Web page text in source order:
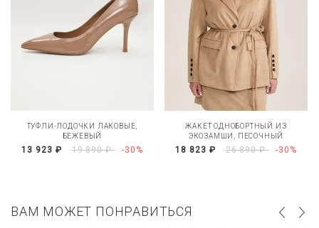
ТУФЛИ-ЛОДОЧКИ ЛАКОВЫЕ,
БЕЖЕВЫЙ
13 923 ₽ 19 890 ₽ -30%
ЖАКЕТ ОДНОБОРТНЫЙ ИЗ
ЭКОЗАМШИ, ПЕСОЧНЫЙ
18 823 ₽ 26 890 ₽ -30%
ВАМ МОЖЕТ ПОНРАВИТЬСЯ